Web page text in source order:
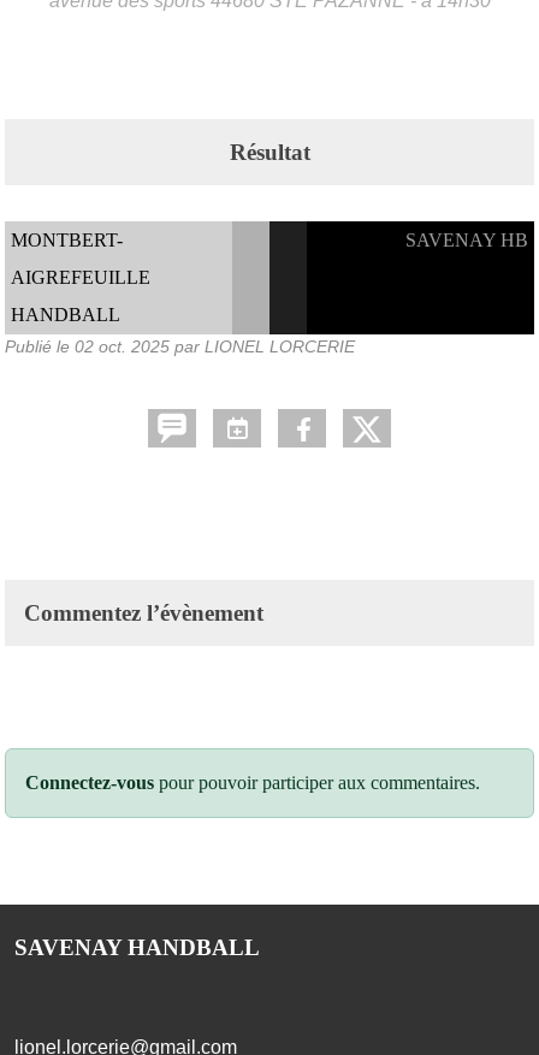
Résultat
MONTBERT-
AIGREFEUILLE
HANDBALL
SAVENAY HB
Publié le 02 oct. 2025 par LIONEL LORCERIE
Commentez l’évènement
Connectez-vous pour pouvoir participer aux commentaires.
SAVENAY HANDBALL
lionel.lorcerie@gmail.com